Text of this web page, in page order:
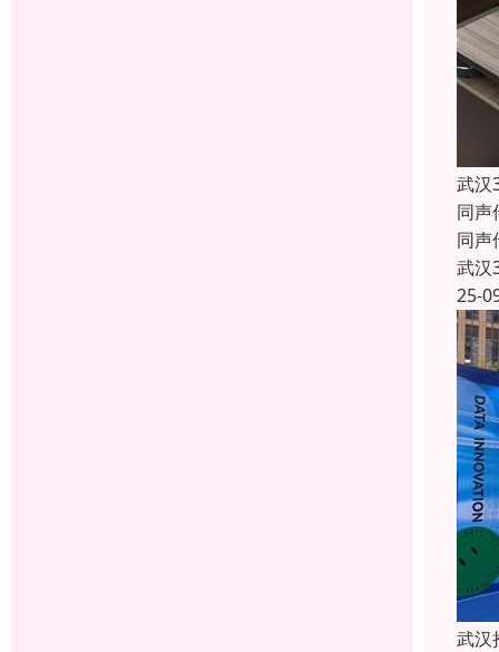
武汉
同声
同声
武汉
25-
武汉